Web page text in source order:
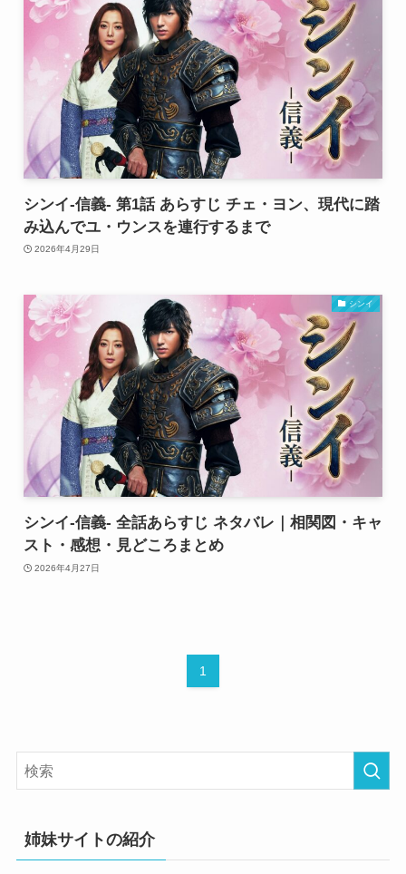
シンイ-信義- 第1話 あらすじ チェ・ヨン、現代に踏
み込んでユ・ウンスを連行するまで
2026年4月29日
シンイ
シンイ-信義- 全話あらすじ ネタバレ｜相関図・キャ
スト・感想・見どころまとめ
2026年4月27日
1
姉妹サイトの紹介